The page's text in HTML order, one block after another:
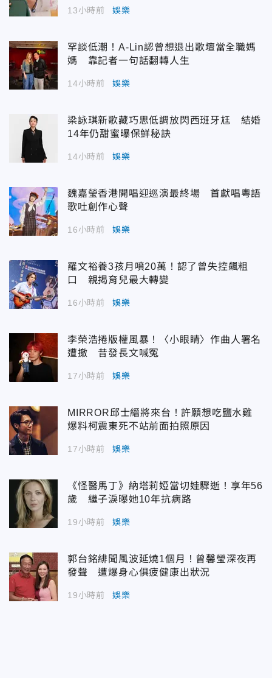
13小時前 娛樂
罕談低潮！A-Lin認曾想退出歌壇當全職媽
媽 靠記者一句話翻轉人生
14小時前 娛樂
梁詠琪新歌藏巧思低調放閃西班牙尪 結婚
14年仍甜蜜曝保鮮秘訣
14小時前 娛樂
魏嘉瑩香港開唱迎巡演最終場 首獻唱粵語
歌吐創作心聲
16小時前 娛樂
羅文裕養3孩月噴20萬！認了曾失控飆粗
口 親揭育兒最大轉變
16小時前 娛樂
李榮浩捲版權風暴！〈小眼睛〉作曲人署名
遭撤 昔發長文喊冤
17小時前 娛樂
MIRROR邱士縉將來台！許願想吃鹽水雞
爆料柯震東死不站前面拍照原因
17小時前 娛樂
《怪醫馬丁》納塔莉婭當切娃驟逝！享年56
歲 繼子淚曝她10年抗病路
19小時前 娛樂
郭台銘緋聞風波延燒1個月！曾馨瑩深夜再
發聲 遭爆身心俱疲健康出狀況
19小時前 娛樂